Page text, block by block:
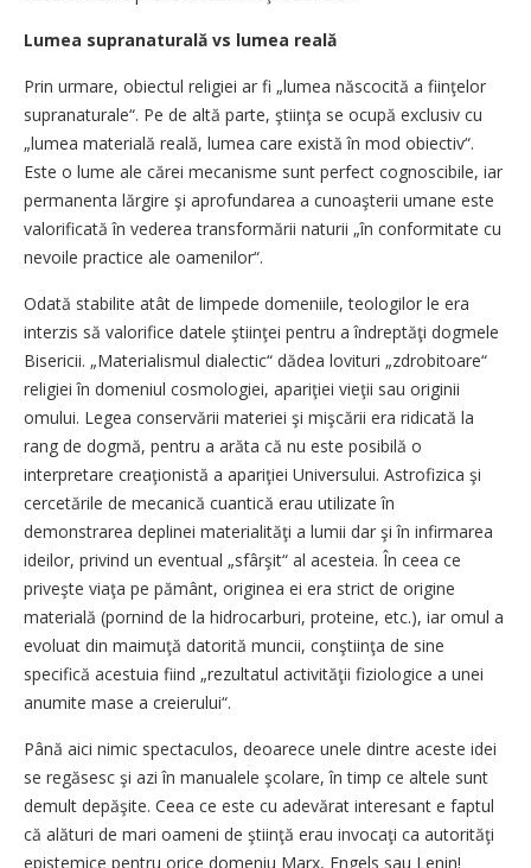
Lumea supranaturală vs lumea reală
Prin urmare, obiectul religiei ar fi „lumea născocită a fiinţelor
supranaturale“. Pe de altă parte, ştiinţa se ocupă exclusiv cu
„lumea materială reală, lumea care există în mod obiectiv“.
Este o lume ale cărei mecanisme sunt perfect cognoscibile, iar
permanenta lărgire şi aprofundarea a cunoaşterii umane este
valorificată în vederea transformării naturii „în conformitate cu
nevoile practice ale oamenilor“.
Odată stabilite atât de limpede domeniile, teologilor le era
interzis să valorifice datele ştiinţei pentru a îndreptăţi dogmele
Bisericii. „Materialismul dialectic“ dădea lovituri „zdrobitoare“
religiei în domeniul cosmologiei, apariţiei vieţii sau originii
omului. Legea conservării materiei şi mişcării era ridicată la
rang de dogmă, pentru a arăta că nu este posibilă o
interpretare creaţionistă a apariţiei Universului. Astrofizica şi
cercetările de mecanică cuantică erau utilizate în
demonstrarea deplinei materialităţi a lumii dar şi în infirmarea
ideilor, privind un eventual „sfârşit“ al acesteia. În ceea ce
priveşte viaţa pe pământ, originea ei era strict de origine
materială (pornind de la hidrocarburi, proteine, etc.), iar omul a
evoluat din maimuţă datorită muncii, conştiinţa de sine
specifică acestuia fiind „rezultatul activităţii fiziologice a unei
anumite mase a creierului“.
Până aici nimic spectaculos, deoarece unele dintre aceste idei
se regăsesc şi azi în manualele şcolare, în timp ce altele sunt
demult depăşite. Ceea ce este cu adevărat interesant e faptul
că alături de mari oameni de ştiinţă erau invocaţi ca autorităţi
epistemice pentru orice domeniu Marx, Engels sau Lenin!